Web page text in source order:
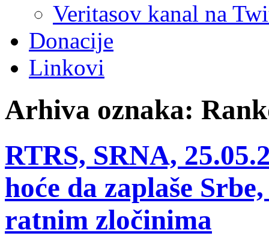
Veritasov kanal na
Donacije
Linkovi
Arhiva oznaka:
RTRS, SRNA,
hoće da zaplaše
ratnim zločinima